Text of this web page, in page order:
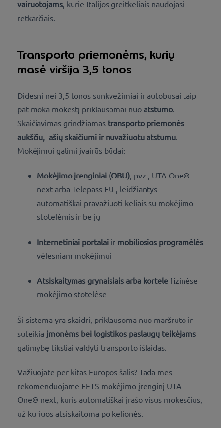
vairuotojams, kurie Italijos greitkeliais naudojasi
retkarčiais.
Transporto priemonėms, kurių
masė viršija 3,5 tonos
Didesni nei 3,5 tonos sunkvežimiai ir autobusai taip
pat moka mokestį priklausomai nuo atstumo.
Skaičiavimas grindžiamas transporto priemonės
aukščiu, ašių skaičiumi ir nuvažiuotu atstumu
Mokėjimui galimi įvairūs būdai:
Mokėjimo įrenginiai (OBU), pvz., UTA One®
next arba Telepass EU , leidžiantys
automatiškai pravažiuoti keliais su mokėjimo
stotelėmis ir be jų
Internetiniai portalai ir mobiliosios programėlės
vėlesniam mokėjimui
Atsiskaitymas grynaisiais arba kortele fizinėse
mokėjimo stotelėse
Ši sistema yra skaidri, priklausoma nuo maršruto ir
suteikia įmonėms bei logistikos paslaugų teikėjams
galimybę tiksliai valdyti transporto išlaidas.
Važiuojate per kitas Europos šalis? Tada mes
rekomenduojame EETS mokėjimo įrenginį UTA
One® next, kuris automatiškai įrašo visus mokesčius,
už kuriuos atsiskaitoma po kelionės.